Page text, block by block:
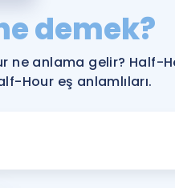
YDS ve YÖKDİL
YDS ve YÖKDİL'e
Tüm ÖSYM
demek?
ne anlama gelir? Half-
Hour eş anlamlıları.